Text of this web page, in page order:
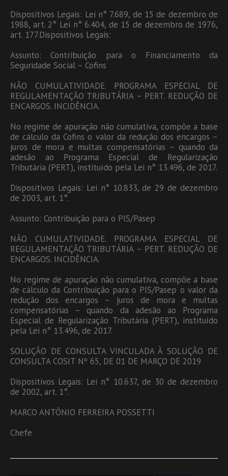
Dispositivos Legais: Lei n° 7.689, de 15 de dezembro de
1988, art. 2° Lei n° 6.404, de 15 de dezembro de 1976,
art. 177.Dispositivos Legais:
Assunto: Contribuição para o Financiamento da
Seguridade Social – Cofins
NÃO CUMULATIVIDADE. PROGRAMA ESPECIAL DE
REGULAMENTAÇÃO TRIBUTÁRIA – PERT. REDUÇÃO DE
ENCARGOS. INCIDÊNCIA.
No regime de apuração não cumulativa, compõe a base
de cálculo da Cofins o valor da redução dos encargos –
juros de mora e multas compensatórias – quando da
adesão ao Programa Especial de Regularização
Tributária (PERT), instituído pela Lei n° 13.496, de 2017.
Dispositivos Legais: Lei n° 10.833, de 29 de dezembro
de 2003, art. 1°.
Assunto: Contribuição para o PIS/Pasep
NÃO CUMULATIVIDADE. PROGRAMA ESPECIAL DE
REGULAMENTAÇÃO TRIBUTÁRIA – PERT. REDUÇÃO DE
ENCARGOS. INCIDÊNCIA.
No regime de apuração não cumulativa, compõe a base
de cálculo da Contribuição para o PIS/Pasep o valor da
redução dos encargos – juros de mora e multas
compensatórias – quando da adesão ao Programa
Especial de Regularização Tributária (PERT), instituído
pela Lei n° 13.496, de 2017.
SOLUÇÃO DE CONSULTA VINCULADA À SOLUÇÃO DE
CONSULTA COSIT Nº 65, DE 01 DE MARÇO DE 2019
Dispositivos Legais: Lei n° 10.637, de 30 de dezembro
de 2002, art. 1°.
MARCO ANTÔNIO FERREIRA POSSETTI
Chefe